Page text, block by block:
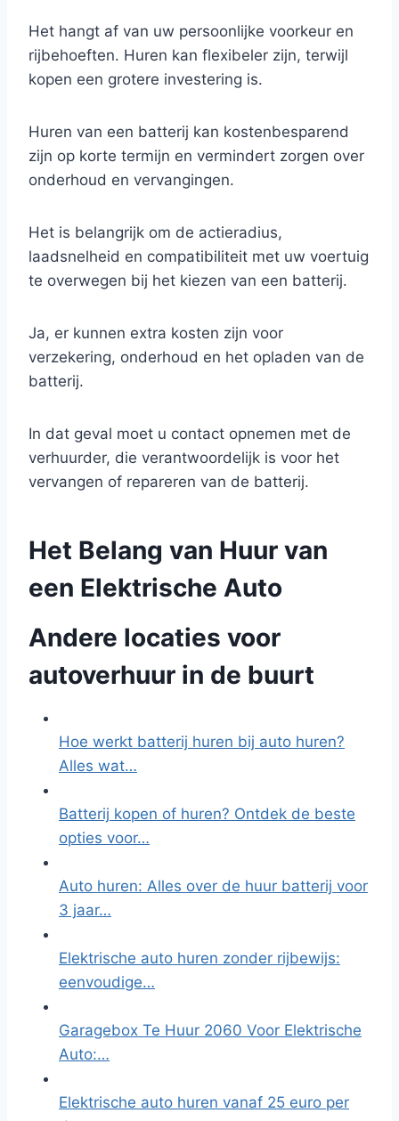
Het hangt af van uw persoonlijke voorkeur en
rijbehoeften. Huren kan flexibeler zijn, terwijl
kopen een grotere investering is.
Huren van een batterij kan kostenbesparend
zijn op korte termijn en vermindert zorgen over
onderhoud en vervangingen.
Het is belangrijk om de actieradius,
laadsnelheid en compatibiliteit met uw voertuig
te overwegen bij het kiezen van een batterij.
Ja, er kunnen extra kosten zijn voor
verzekering, onderhoud en het opladen van de
batterij.
In dat geval moet u contact opnemen met de
verhuurder, die verantwoordelijk is voor het
vervangen of repareren van de batterij.
Het Belang van Huur van
een Elektrische Auto
Andere locaties voor
autoverhuur in de buurt
Hoe werkt batterij huren bij auto huren?
Alles wat…
Batterij kopen of huren? Ontdek de beste
opties voor…
Auto huren: Alles over de huur batterij voor
3 jaar…
Elektrische auto huren zonder rijbewijs:
eenvoudige…
Garagebox Te Huur 2060 Voor Elektrische
Auto:…
Elektrische auto huren vanaf 25 euro per